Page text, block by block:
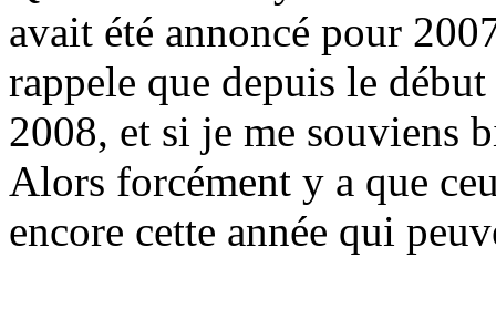
avait été annoncé pour
rappele que depuis le
2008, et si je me souviens
Alors forcément y a que
encore cette année qui